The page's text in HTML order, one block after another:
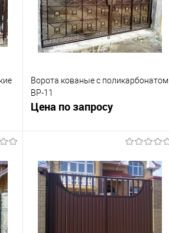
Ворота кованые с поликарбонатом
ВР-11
Цена по запросу
Запросить цену
Купить в 1 клик
К сравнению
В избранное
Под заказ